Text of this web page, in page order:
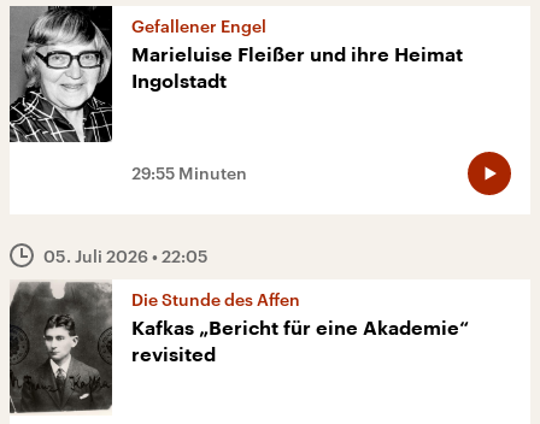
Gefallener Engel
Marieluise Fleißer und ihre Heimat
Ingolstadt
29:55 Minuten
05. Juli 2026• 22:05
Die Stunde des Affen
Kafkas „Bericht für eine Akademie“
revisited